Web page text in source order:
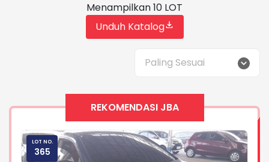
Menampilkan 10 LOT
Unduh Katalog
Paling Sesuai
REKOMENDASI JBA
LOT NO.
365